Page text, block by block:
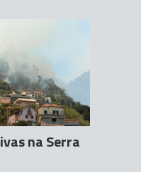
na Serra